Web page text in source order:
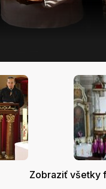
Zobraziť všetky